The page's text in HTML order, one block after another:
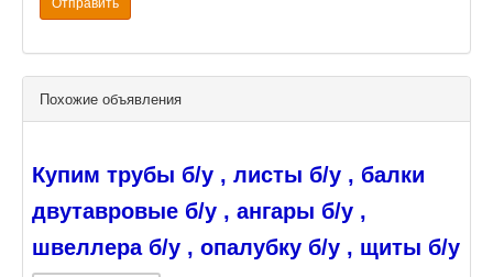
Похожие объявления
Купим трубы б/у , листы б/у , балки
двутавровые б/у , ангары б/у ,
швеллера б/у , опалубку б/у , щиты б/у